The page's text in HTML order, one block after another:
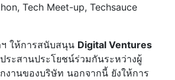
Tech Meet-up, Techsauce
ให้การสนับสนุน Digital Ventures
ระสานประโยชน์ร่วมกันระหว่างผู้
งานของบริษัท นอกจากนี้ ยังให้การ